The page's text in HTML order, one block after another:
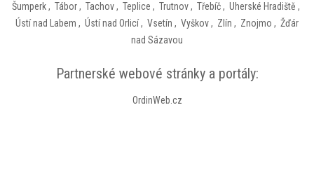
Šumperk, Tábor, Tachov, Teplice , Trutnov, Třebíč, Uherské Hradiště ,
Ústí nad Labem , Ústí nad Orlicí, Vsetín , Vyškov, Zlín , Znojmo , Žďár
nad Sázavou
Partnerské webové stránky a portály:
OrdinWeb.cz